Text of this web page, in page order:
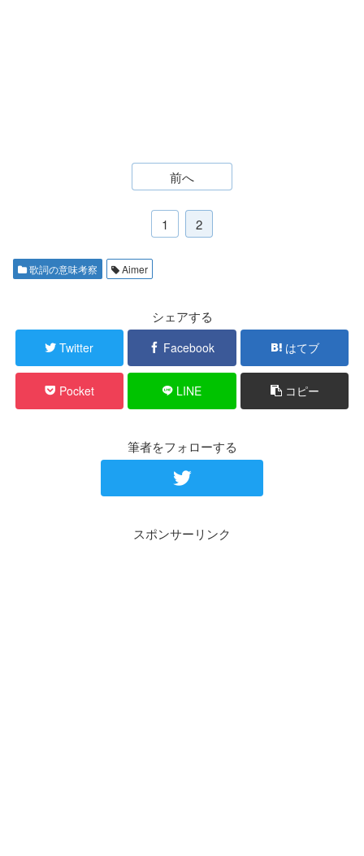
前へ
1 2
歌詞の意味考察 Aimer
シェアする
Twitter Facebook はてブ
Pocket LINE コピー
筆者をフォローする
スポンサーリンク